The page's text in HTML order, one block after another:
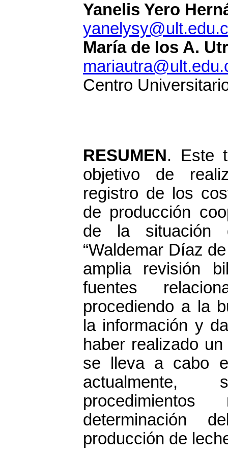
Yanelis Yero
María de los A.
Centro
RESUMEN. Este
objetivo de
registro de los
de producción
de la situación
“Waldemar Díaz
amplia revisión
fuentes
procediendo a la
la información y
haber realizado
se lleva a cabo
determinación
producción de